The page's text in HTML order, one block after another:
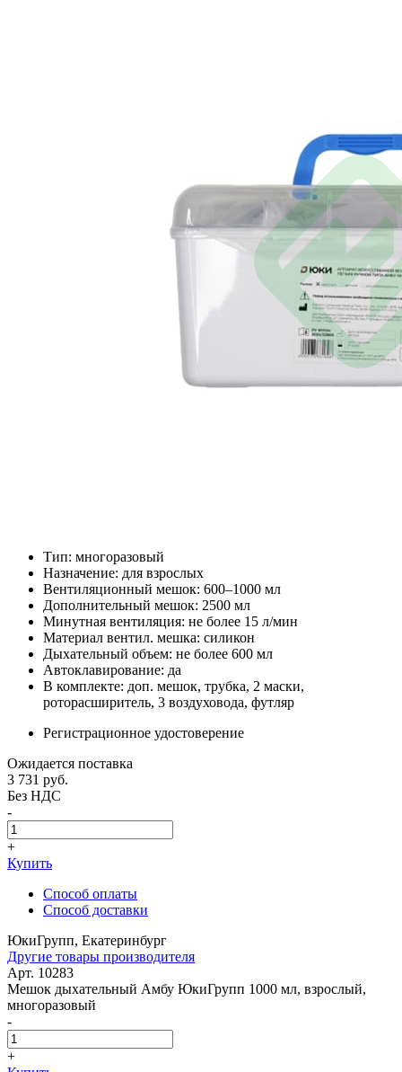
Тип: многоразовый
Назначение: для взрослых
Вентиляционный мешок: 600–1000 мл
Дополнительный мешок: 2500 мл
Минутная вентиляция: не более 15 л/мин
Материал вентил. мешка: силикон
Дыхательный объем: не более 600 мл
Автоклавирование: да
В комплекте: доп. мешок, трубка, 2 маски,
роторасширитель, 3 воздуховода, футляр
Регистрационное удостоверение
Ожидается поставка
3 731 руб.
Без НДС
-
+
Купить
Способ оплаты
Способ доставки
ЮкиГрупп, Екатеринбург
Другие товары производителя
Арт. 10283
Мешок дыхательный Амбу ЮкиГрупп 1000 мл, взрослый,
многоразовый
-
+